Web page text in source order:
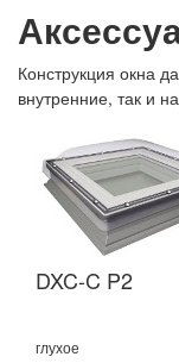
Конструкция окна
внутренние, так и
DXC-C P2
глухое